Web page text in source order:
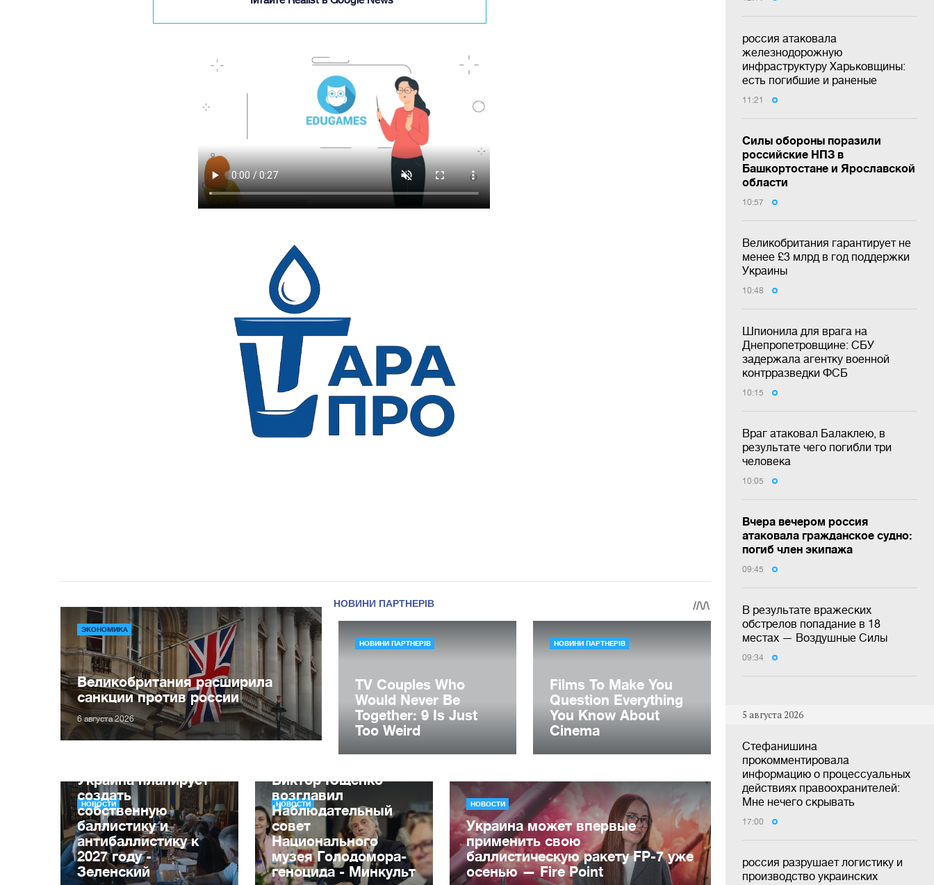
россия атаковала
железнодорожную
инфраструктуру Харьковщины:
есть погибшие и раненые
11:21
Силы обороны поразили
российские НПЗ в
Башкортостане и Ярославской
области
10:57
Великобритания гарантирует не
менее £3 млрд в год поддержки
Украины
10:48
Шпионила для врага на
Днепропетровщине: СБУ
задержала агентку военной
контрразведки ФСБ
10:15
Враг атаковал Балаклею, в
результате чего погибли три
человека
10:05
Вчера вечером россия
атаковала гражданское судно:
погиб член экипажа
09:45
В результате вражеских
обстрелов попадание в 18
местах — Воздушные Силы
09:34
5 августа 2026
Стефанишина
прокомментировала
информацию о процессуальных
действиях правоохранителей:
Мне нечего скрывать
17:00
россия разрушает логистику и
производство украинских
ЭКОНОМИКА
Великобритания расширила
санкции против россии
6 августа 2026
НОВОСТИ
Украина планирует
создать
собственную
баллистику и
антибаллистику к
2027 году -
Зеленский
НОВОСТИ
Виктор Ющенко
возглавил
Наблюдательный
совет
Национального
музея Голодомора-
геноцида - Минкульт
НОВОСТИ
Украина может впервые
применить свою
баллистическую ракету FP-7 уже
осенью — Fire Point